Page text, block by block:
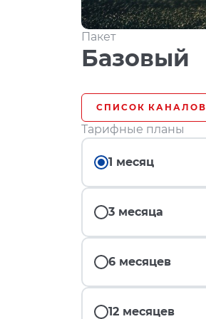
Пакет
Базовый
СПИСОК КАНАЛОВ
Тарифные планы
1 месяц
3 месяца
6 месяцев
12 месяцев